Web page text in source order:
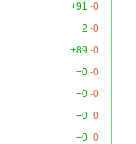
+91 -0
+2 -0
+89 -0
+0 -0
+0 -0
+0 -0
+0 -0